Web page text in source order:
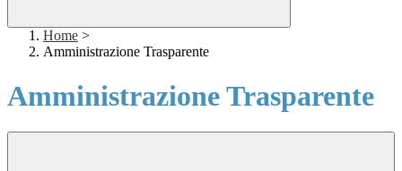
Home >
Amministrazione Trasparente
Amministrazione Trasparente